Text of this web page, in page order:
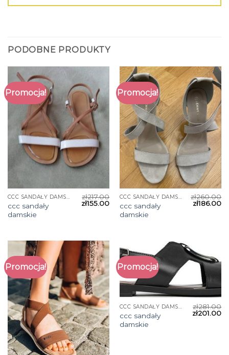
PODOBNE PRODUKTY
Promocja!
CCC SANDAŁY DAMSKIE
ccc sandały
damskie
zł217.00
zł155.00
Promocja!
CCC SANDAŁY DAMSKIE
ccc sandały
damskie
zł260.00
zł186.00
Promocja! Promocja!
CCC SANDAŁY DAMSKIE
ccc sandały
damskie
zł281.00
zł201.00